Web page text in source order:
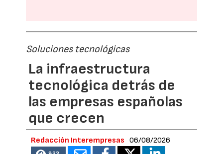
Soluciones tecnológicas
La infraestructura
tecnológica detrás de
las empresas españolas
que crecen
Redacción Interempresas 06/08/2026